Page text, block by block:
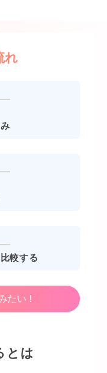
れ
較する
たい！
とは